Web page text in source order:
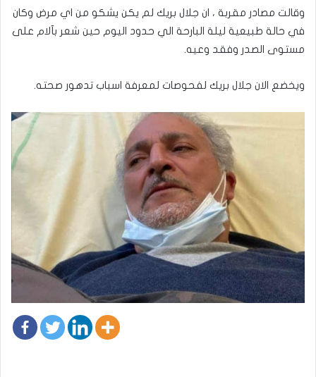
وقالت مصادر مقربة ، ان جلال بريك لم يكن يشكو من اي مرض وكان
في حالة طبيعية ليلة البارحة الي حدود اليوم حين شعر بآلام على
مستوى الصدر وفقد وعيه.
ويخضع الان جلال بريك لفحوصات لمعرفة اسباب تدهور صحته.